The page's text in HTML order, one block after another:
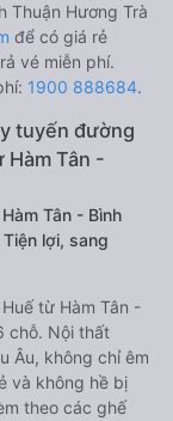
Thuận Hương Trà
để có giá rẻ
vé miễn phí.
1900 888684.
tuyến đường
Hàm Tân -
Tân - Bình
lợi, sang
từ Hàm Tân -
chỗ. Nội thất
Âu, không chỉ êm
và không hề bị
theo các ghế